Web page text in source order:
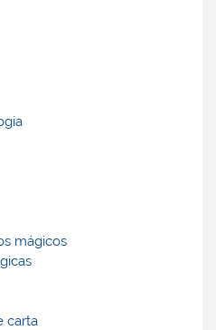
mágicos
carta